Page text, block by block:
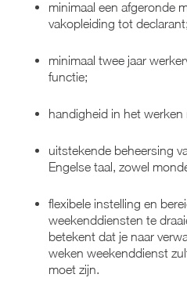
minimaal een afgeronde
vakopleiding tot declarant;
minimaal twee jaar
functie;
handigheid in het werken
uitstekende beheersing
Engelse taal, zowel
flexibele instelling en
weekenddiensten te
betekent dat je naar
weken weekenddienst
moet zijn.